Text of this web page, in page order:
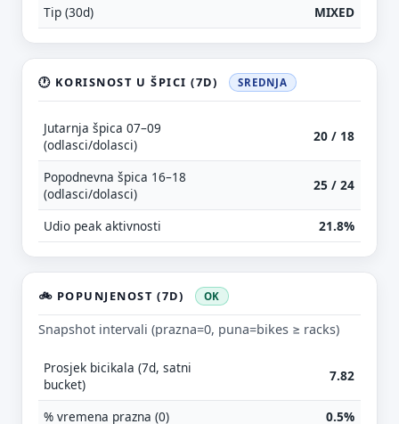
Tip (30d)
MIXED
🕐 KORISNOST U ŠPICI (7D) SREDNJA
Jutarnja špica 07–09
(odlasci/dolasci)
20 / 18
Popodnevna špica 16–18
(odlasci/dolasci)
25 / 24
Udio peak aktivnosti 21.8%
🚲 POPUNJENOST (7D) OK
Snapshot intervali (prazna=0, puna=bikes ≥ racks)
Prosjek bicikala (7d, satni
bucket)
7.82
% vremena prazna (0) 0.5%